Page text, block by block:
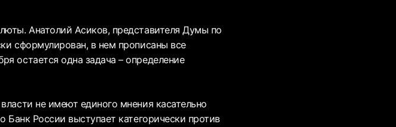
Анатолий Асиков, представителя Думы по
сформулирован, в нем прописаны все
остается одна задача – определение
не имеют единого мнения касательно
Банк России выступает категорически против